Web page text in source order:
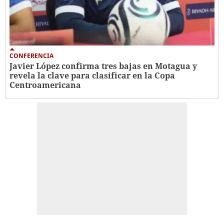
CONFERENCIA
Javier López confirma tres bajas en Motagua y
revela la clave para clasificar en la Copa
Centroamericana